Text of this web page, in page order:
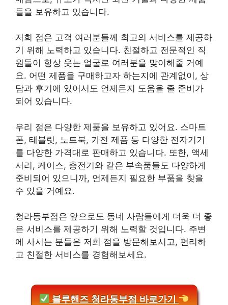
들을 보유하고 있습니다.
저희 점은 고객 여러분들께 최고의 서비스를 제공하
기 위해 노력하고 있습니다. 친절하고 전문적인 직
원들이 항상 웃는 얼굴로 여러분을 맞이해줄 거예
요. 어떤 제품을 구매하고자 하는지에 관계없이, 상
담과 후기에 있어서도 언제든지 도움을 줄 준비가
되어 있습니다.
우리 점은 다양한 제품을 보유하고 있어요. 스마트
폰, 태블릿, 노트북, 가전 제품 등 다양한 전자기기
를 다양한 가격대로 판매하고 있습니다. 또한, 액세
서리, 케이스, 충전기와 같은 부속품들도 다양하게
준비되어 있으니까, 언제든지 필요한 부품을 찾을
수 있을 거예요.
청라동부점은 앞으로도 동네 사람들에게 더욱 더 좋
은 서비스를 제공하기 위해 노력할 것입니다. 주변
에 사시는 분들은 저희 점을 방문해보시고, 편리하
고 친절한 서비스를 경험해보세요.
블루핸즈 청라동부점 바로가기